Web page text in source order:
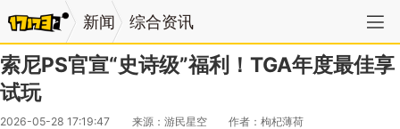
新闻 综合资讯
索尼PS官宣“史诗级”福利！TGA年度最佳享
试玩
2026-05-28 17:19:47 来源：游民星空 作者：枸杞薄荷